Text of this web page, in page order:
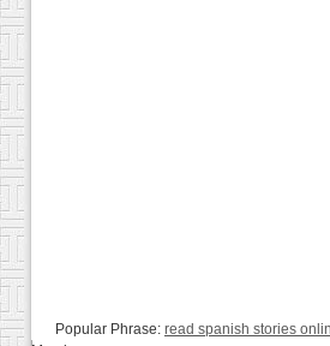
Popular Phrase: read spanish stories